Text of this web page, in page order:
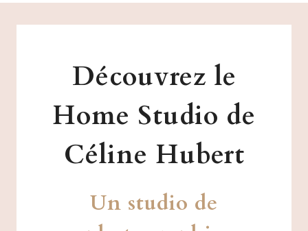
Découvrez le
Home Studio de
Céline Hubert
Un studio de